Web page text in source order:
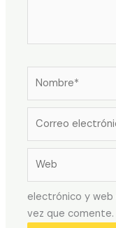
electrónico*
electrónico y web
vez que comente.